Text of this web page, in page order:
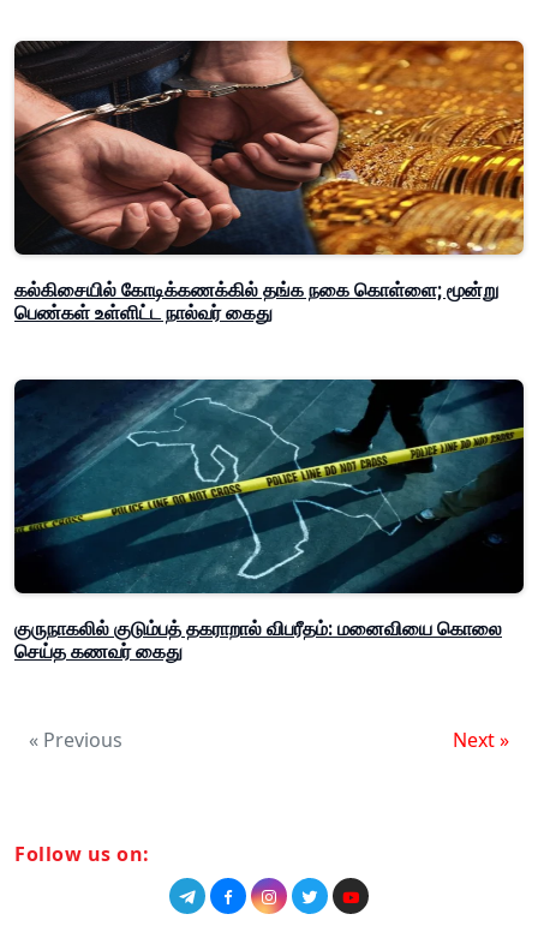
கல்கிசையில் கோடிக்கணக்கில் தங்க நகை கொள்ளை; மூன்று
பெண்கள் உள்ளிட்ட நால்வர் கைது
குருநாகலில் குடும்பத் தகராறால் விபரீதம்: மனைவியை கொலை
செய்த கணவர் கைது
« Previous Next »
Follow us on: